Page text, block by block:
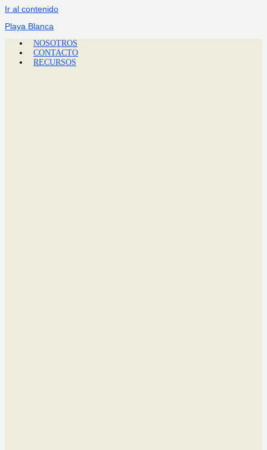
Ir al contenido
Playa Blanca
NOSOTROS
CONTACTO
RECURSOS